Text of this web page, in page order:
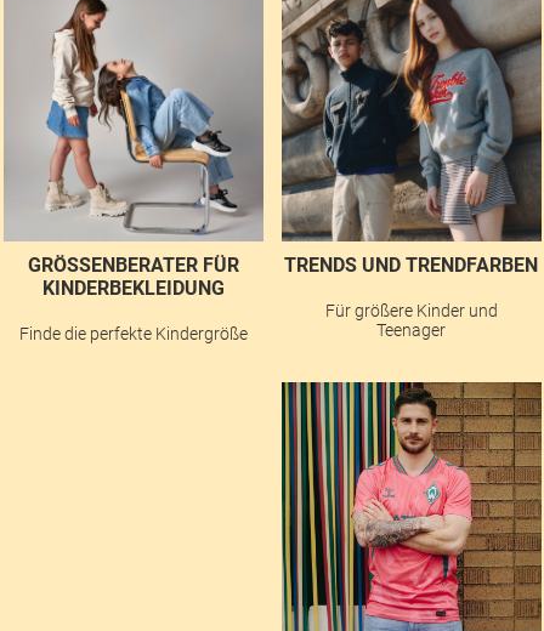
GRÖSSENBERATER FÜR K
INDERBEKLEIDUNG
Finde die perfekte Kindergröße
TRENDS UND TRENDFARBEN
Für größere Kinder und
Teenager